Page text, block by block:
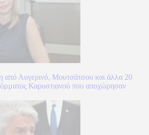
από Αυγερινό, Μουτσάτσου και άλλα 20
Καρυστιανού που αποχώρησαν